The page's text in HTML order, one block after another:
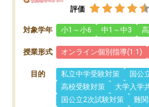
評価
対象学年 小1～小6 中1～中3
授業形式 オンライン個別指導(1:1)
目的 私立中学受験対策
国公
高校受験対策
大学入学
国公立2次試験対策
難